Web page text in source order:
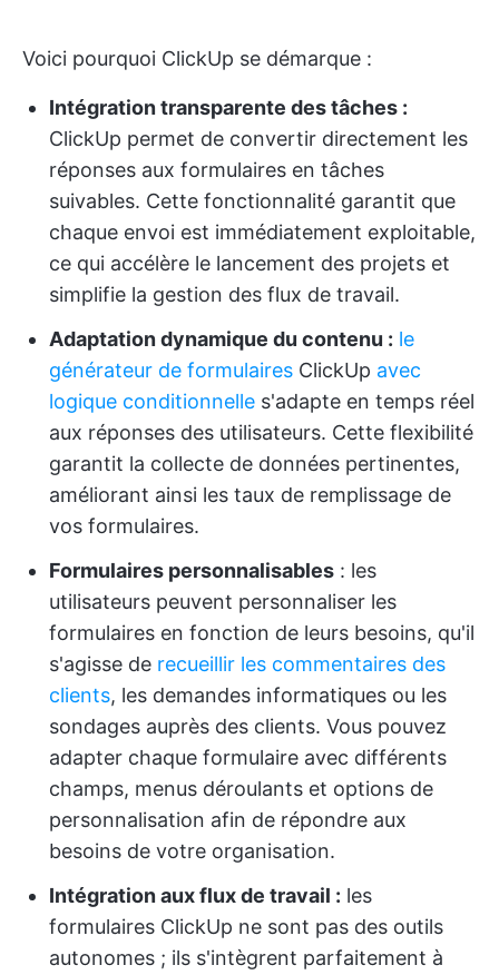
Voici pourquoi ClickUp se démarque :
Intégration transparente des tâches :
ClickUp permet de convertir directement les
réponses aux formulaires en tâches
suivables. Cette fonctionnalité garantit que
chaque envoi est immédiatement exploitable,
ce qui accélère le lancement des projets et
simplifie la gestion des flux de travail.
Adaptation dynamique du contenu : le
générateur de formulaires ClickUp avec
logique conditionnelle s'adapte en temps réel
aux réponses des utilisateurs. Cette flexibilité
garantit la collecte de données pertinentes,
améliorant ainsi les taux de remplissage de
vos formulaires.
Formulaires personnalisables : les
utilisateurs peuvent personnaliser les
formulaires en fonction de leurs besoins, qu'il
s'agisse de recueillir les commentaires des
clients, les demandes informatiques ou les
sondages auprès des clients. Vous pouvez
adapter chaque formulaire avec différents
champs, menus déroulants et options de
personnalisation afin de répondre aux
besoins de votre organisation.
Intégration aux flux de travail : les
formulaires ClickUp ne sont pas des outils
autonomes ; ils s'intègrent parfaitement à